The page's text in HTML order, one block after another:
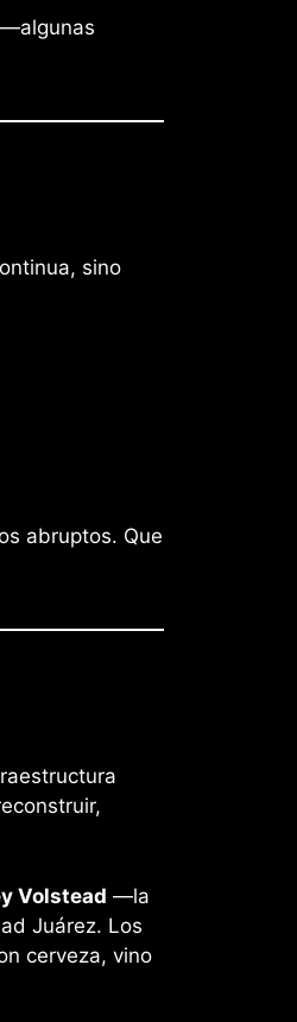
—algunas
sino
abruptos. Que
Volstead —la
Juárez. Los
cerveza, vino